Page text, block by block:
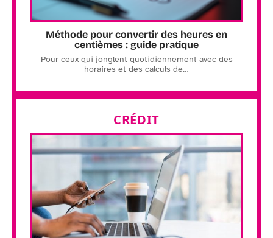
Méthode pour convertir des heures en
centièmes : guide pratique
Pour ceux qui jonglent quotidiennement avec des
horaires et des calculs de…
CRÉDIT